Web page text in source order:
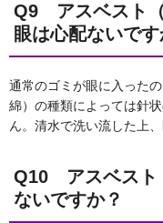
Q9 アスベスト（
眼は心配ないです
通常のゴミが眼に入った
綿）の種類によっては針
ん。清水で洗い流した上
Q10 アスベスト
ないですか？